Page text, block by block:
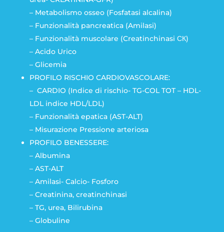
– Metabolismo osseo (Fosfatasi alcalina)
– Funzionalità pancreatica (Amilasi)
– Funzionalità muscolare (Creatinchinasi СК)
– Acido Urico
– Glicemia
PROFILO RISCHIO CARDIOVASCOLARE:
– CARDIO (Indice di rischio- TG-COL TOT – HDL-
LDL indice HDL/LDL)
– Funzionalità epatica (AST-ALT)
– Misurazione Pressione arteriosa
PROFILO BENESSERE:
– Albumina
– AST-ALT
– Amilasi- Calcio- Fosforo
– Creatinina, creatinchinasi
– TG, urea, Bilirubina
– Globuline